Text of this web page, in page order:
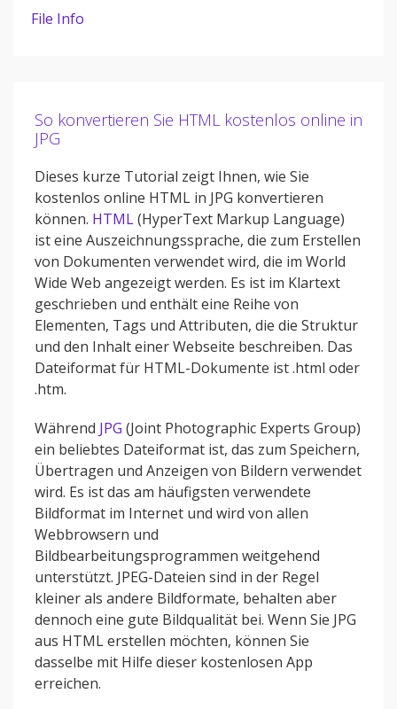
File Info
So konvertieren Sie HTML kostenlos online in
JPG
Dieses kurze Tutorial zeigt Ihnen, wie Sie
kostenlos online HTML in JPG konvertieren
können. HTML(HyperText Markup Language)
ist eine Auszeichnungssprache, die zum Erstellen
von Dokumenten verwendet wird, die im World
Wide Web angezeigt werden. Es ist im Klartext
geschrieben und enthält eine Reihe von
Elementen, Tags und Attributen, die die Struktur
und den Inhalt einer Webseite beschreiben. Das
Dateiformat für HTML-Dokumente ist .html oder
.htm.
Während JPG (Joint Photographic Experts Group)
ein beliebtes Dateiformat ist, das zum Speichern,
Übertragen und Anzeigen von Bildern verwendet
wird. Es ist das am häufigsten verwendete
Bildformat im Internet und wird von allen
Webbrowsern und
Bildbearbeitungsprogrammen weitgehend
unterstützt. JPEG-Dateien sind in der Regel
kleiner als andere Bildformate, behalten aber
dennoch eine gute Bildqualität bei. Wenn Sie JPG
aus HTML erstellen möchten, können Sie
dasselbe mit Hilfe dieser kostenlosen App
erreichen.